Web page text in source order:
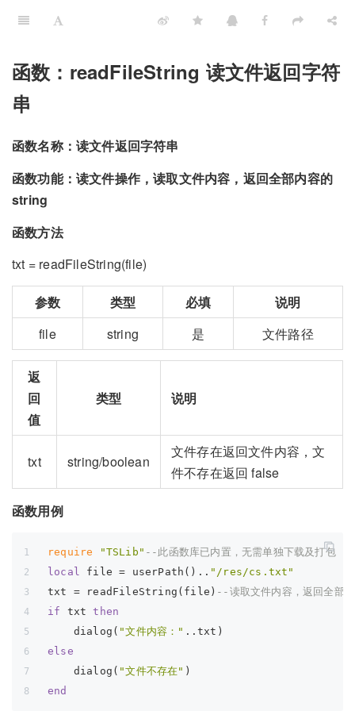
函数：readFileString 读文件返回字符
串
函数名称：读文件返回字符串
函数功能：读文件操作，读取文件内容，返回全部内容的
string
函数方法
txt = readFileString(file)
参数 类型 必填
说明
file
string 是 文件路径
返
回
值
类型 说明
txt string/boolean
文件存在返回文件内容，文
件不存在返回 false
函数用例
require "TSLib" --此函数库已内置，无需单独下载及打包
local file = userPath().. "/res/cs.txt"
txt = readFileString(file) --读取文件内容，返回全
if txt then
    dialog(
"文件内容：" ..txt)
else
    dialog(
"文件不存在" )
end